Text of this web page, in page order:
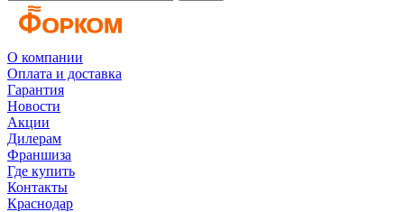
О компании
Оплата и доставка
Гарантия
Новости
Акции
Дилерам
Франшиза
Где купить
Контакты
Краснодар